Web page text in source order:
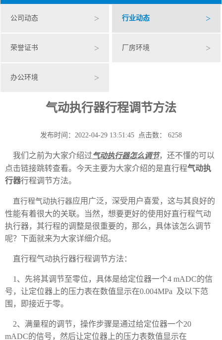
公司动态 > 行业动态 >
荣誉证书 > 厂房环境 >
办公环境 >
气动执行器行程调节方法
发布时间：2022-04-29 13:51:45 点击数： 6258
我们之前为大家介绍过气动执行器怎么调节，还不懂的可以
点击链接跳转查看。今天主要为大家介绍的是直行程气动执
行器行程调节方法。
直行程气动执行器应用广泛，深受用户喜爱，这与其良好的
性能有着很大的关联。当然，想要更好的使用好直行程气动
执行器，其行程的调整是很重要的，那么，具体该怎么调节
呢？下面就来为大家详细介绍。
直行程气动执行器行程调节方法：
1、先将其调节至零位，具体是给定位器一个4 mADC的信
号，让定位器上的压力表在数值显示在0.004MPa 及以下范
围，即接近于零。
2、满量程的调节，操作步骤是通过给定位器一个20
mADC的信号，然后让定位器上的压力表数值显示在